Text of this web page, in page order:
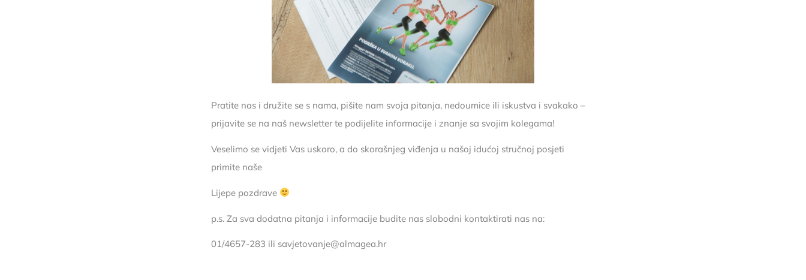
Pratite nas i družite se s nama, pišite nam svoja pitanja, nedoumice ili iskustva i svakako –
prijavite se na naš newsletter te podijelite informacije i znanje sa svojim kolegama!
Veselimo se vidjeti Vas uskoro, a do skorašnjeg viđenja u našoj idućoj stručnoj posjeti
primite naše
Lijepe pozdrave
p.s. Za sva dodatna pitanja i informacije budite nas slobodni kontaktirati nas na:
01/4657-283 ili savjetovanje@almagea.hr